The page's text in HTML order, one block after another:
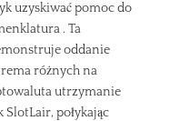
uzyskiwać pomoc do
. Ta
oddanie
różnych na
utrzymanie
połykając